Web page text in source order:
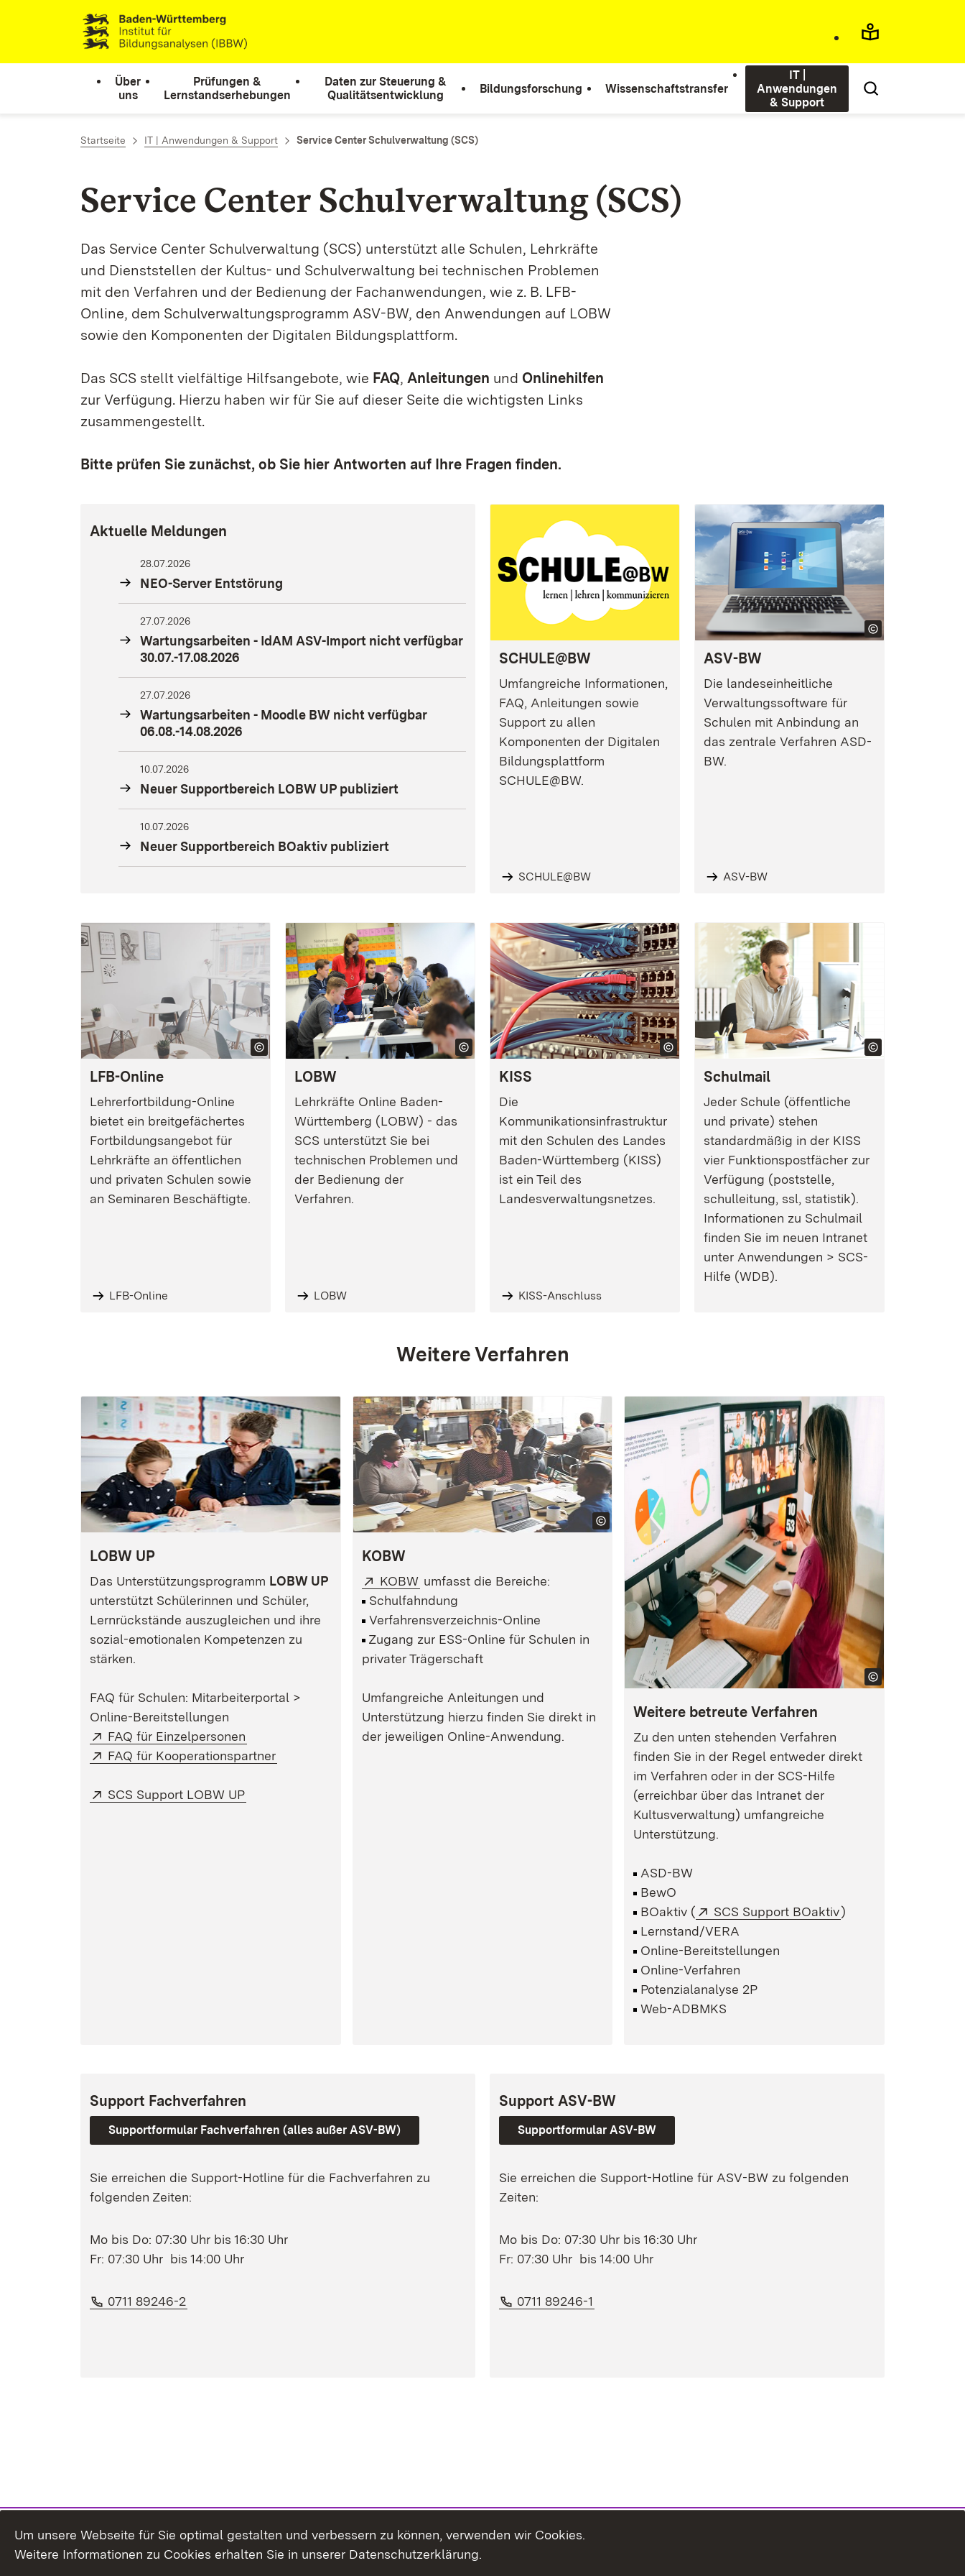
Zum Inhalt springen
Link zur Startseite
Über
uns
Prüfungen &
Lernstandserhebungen
Daten zur Steuerung &
Qualitätsentwicklung
Bildungsforschung Wissenschaftstransfer
IT |
Anwendungen
& Support
Startseite IT | Anwendungen & Support Service Center Schulverwaltung (SCS)
Service Center Schulverwaltung (SCS)
Das Service Center Schulverwaltung (SCS) unterstützt alle Schulen, Lehrkräfte
und Dienststellen der Kultus- und Schulverwaltung bei technischen Problemen
mit den Verfahren und der Bedienung der Fachanwendungen, wie z. B. LFB-
Online, dem Schulverwaltungsprogramm ASV-BW, den Anwendungen auf LOBW
sowie den Komponenten der Digitalen Bildungsplattform.
Das SCS stellt vielfältige Hilfsangebote, wie FAQ, Anleitungen und Onlinehilfen
zur Verfügung. Hierzu haben wir für Sie auf dieser Seite die wichtigsten Links
zusammengestellt.
Bitte prüfen Sie zunächst, ob Sie hier Antworten auf Ihre Fragen finden.
Aktuelle Meldungen
28.07.2026
NEO-Server Entstörung
27.07.2026
Wartungsarbeiten - IdAM ASV-Import nicht verfügbar
30.07.-17.08.2026
27.07.2026
Wartungsarbeiten - Moodle BW nicht verfügbar
06.08.-14.08.2026
10.07.2026
Neuer Supportbereich LOBW UP publiziert
10.07.2026
Neuer Supportbereich BOaktiv publiziert
SCHULE@BW
Umfangreiche Informationen,
FAQ, Anleitungen sowie
Support zu allen
Komponenten der Digitalen
Bildungsplattform
SCHULE@BW.
SCHULE@BW
ASV-BW
Die landeseinheitliche
Verwaltungssoftware für
Schulen mit Anbindung an
das zentrale Verfahren ASD-
BW.
ASV-BW
LFB-Online
Lehrerfortbildung-Online
bietet ein breitgefächertes
Fortbildungsangebot für
Lehrkräfte an öffentlichen
und privaten Schulen sowie
an Seminaren Beschäftigte.
LFB-Online
LOBW
Lehrkräfte Online Baden-
Württemberg (LOBW) - das
SCS unterstützt Sie bei
technischen Problemen und
der Bedienung der
Verfahren.
LOBW
KISS
Die
Kommunikationsinfrastruktur
mit den Schulen des Landes
Baden-Württemberg (KISS)
ist ein Teil des
Landesverwaltungsnetzes.
KISS-Anschluss
Schulmail
Jeder Schule (öffentliche
und private) stehen
standardmäßig in der KISS
vier Funktionspostfächer zur
Verfügung (poststelle,
schulleitung, ssl, statistik).
Informationen zu Schulmail
finden Sie im neuen Intranet
unter Anwendungen > SCS-
Hilfe (WDB).
Weitere Verfahren
LOBW UP
Das Unterstützungsprogramm LOBW UP
unterstützt Schülerinnen und Schüler,
Lernrückstände auszugleichen und ihre
sozial-emotionalen Kompetenzen zu
stärken.
FAQ für Schulen: Mitarbeiterportal >
Online-Bereitstellungen
Extern:
FAQ für Einzelpersonen (Öffnet in neuem Fenster)
Extern:
FAQ für Kooperationspartner
Extern:
SCS Support LOBW UP
KOBW
Extern:
KOBW(Öffnet in neuem Fenster)
umfasst die Bereiche:
Schulfahndung
Verfahrensverzeichnis-Online
Zugang zur ESS-Online für Schulen in
privater Trägerschaft
Umfangreiche Anleitungen und
Unterstützung hierzu finden Sie direkt in
der jeweiligen Online-Anwendung.
Weitere betreute Verfahren
Zu den unten stehenden Verfahren
finden Sie in der Regel entweder direkt
im Verfahren oder in der SCS-Hilfe
(erreichbar über das Intranet der
Kultusverwaltung) umfangreiche
Unterstützung.
ASD-BW
BewO
BOaktiv (
Extern:
SCS Support BOaktiv(Öffnet in neuem
)
Lernstand/VERA
Online-Bereitstellungen
Online-Verfahren
Potenzialanalyse 2P
Web-ADBMKS
Support Fachverfahren
Supportformular Fachverfahren (alles außer ASV-BW)
Sie erreichen die Support-Hotline für die Fachverfahren zu
folgenden Zeiten:
Mo bis Do: 07:30 Uhr bis 16:30 Uhr
Fr: 07:30 Uhr bis 14:00 Uhr
Telefon:
0711 89246-2
Support ASV-BW
Supportformular ASV-BW
Sie erreichen die Support-Hotline für ASV-BW zu folgenden
Zeiten:
Mo bis Do: 07:30 Uhr bis 16:30 Uhr
Fr: 07:30 Uhr bis 14:00 Uhr
Telefon:
0711 89246-1
Um unsere Webseite für Sie optimal gestalten und verbessern zu können, verwenden wir Cookies.
Weitere Informationen zu Cookies erhalten Sie in unserer Datenschutzerklärung.